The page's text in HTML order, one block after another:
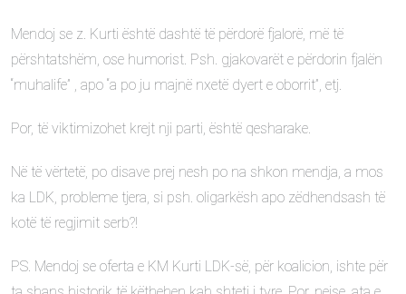
Mendoj se z. Kurti është dashtë të përdorë fjalorë, më të
përshtatshëm, ose humorist. Psh. gjakovarët e përdorin fjalën
“muhalife” , apo “a po ju majnë nxetë dyert e oborrit”, etj.
Por, të viktimizohet krejt nji parti, është qesharake.
Në të vërtetë, po disave prej nesh po na shkon mendja, a mos
ka LDK, probleme tjera, si psh. oligarkësh apo zëdhendsash të
kotë të regjimit serb?!
PS. Mendoj se oferta e KM Kurti LDK-së, për koalicion, ishte për